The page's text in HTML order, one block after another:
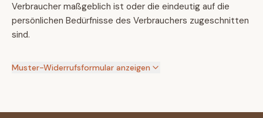
Verbraucher maßgeblich ist oder die eindeutig auf die
persönlichen Bedürfnisse des Verbrauchers zugeschnitten
sind.
Muster-Widerrufsformular anzeigen